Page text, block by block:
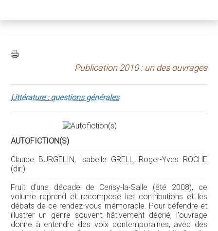
Publication 2010 : un des ouvrages
Littérature : questions générales
AUTOFICTION(S)
Claude BURGELIN, Isabelle GRELL, Roger-Yves ROCHE
(dir.)
Fruit d'une décade de Cerisy-la-Salle (été 2008), ce
volume reprend et recompose les contributions et les
débats de ce rendez-vous mémorable. Pour défendre et
illustrer un genre souvent hâtivement décrié, l'ouvrage
donne à entendre des voix contemporaines, avec des